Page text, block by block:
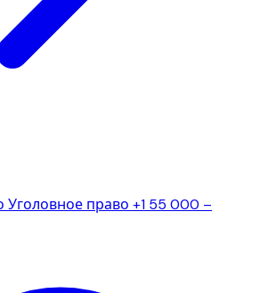
Уголовное право +1 55 000 –